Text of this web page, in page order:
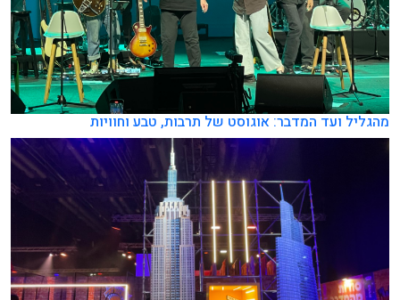
מהגליל ועד המדבר: אוגוסט של תרבות, טבע וחוויות